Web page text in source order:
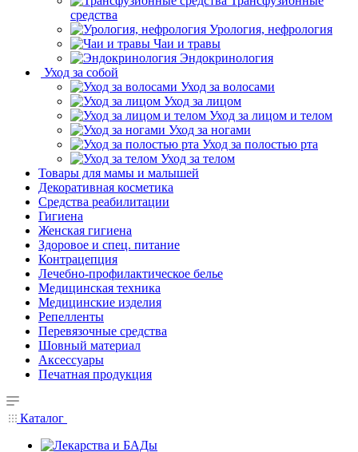
средства
Урология, нефрология
Чаи и травы
Эндокринология
Уход за собой
Уход за волосами
Уход за лицом
Уход за лицом и телом
Уход за ногами
Уход за полостью рта
Уход за телом
Товары для мамы и малышей
Декоративная косметика
Средства реабилитации
Гигиена
Женская гигиена
Здоровое и спец. питание
Контрацепция
Лечебно-профилактическое белье
Медицинская техника
Медицинские изделия
Репелленты
Перевязочные средства
Шовный материал
Аксессуары
Печатная продукция
Каталог